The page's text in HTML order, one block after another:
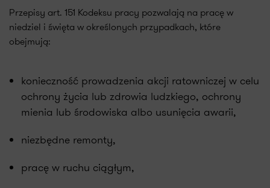
Przepisy art. 151 Kodeksu pracy pozwalają na pracę w
niedziel i święta w określonych przypadkach, które
obejmują:
konieczność prowadzenia akcji ratowniczej w celu
ochrony życia lub zdrowia ludzkiego, ochrony
mienia lub środowiska albo usunięcia awarii,
niezbędne remonty,
pracę w ruchu ciągłym,